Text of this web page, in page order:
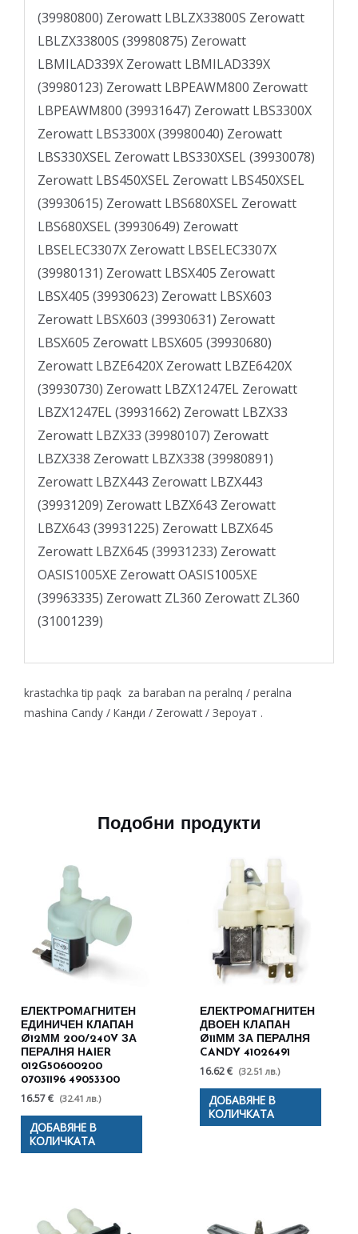
(39980800) Zerowatt LBLZX33800S Zerowatt
LBLZX33800S (39980875) Zerowatt
LBMILAD339X Zerowatt LBMILAD339X
(39980123) Zerowatt LBPEAWM800 Zerowatt
LBPEAWM800 (39931647) Zerowatt LBS3300X
Zerowatt LBS3300X (39980040) Zerowatt
LBS330XSEL Zerowatt LBS330XSEL (39930078)
Zerowatt LBS450XSEL Zerowatt LBS450XSEL
(39930615) Zerowatt LBS680XSEL Zerowatt
LBS680XSEL (39930649) Zerowatt
LBSELEC3307X Zerowatt LBSELEC3307X
(39980131) Zerowatt LBSX405 Zerowatt
LBSX405 (39930623) Zerowatt LBSX603
Zerowatt LBSX603 (39930631) Zerowatt
LBSX605 Zerowatt LBSX605 (39930680)
Zerowatt LBZE6420X Zerowatt LBZE6420X
(39930730) Zerowatt LBZX1247EL Zerowatt
LBZX1247EL (39931662) Zerowatt LBZX33
Zerowatt LBZX33 (39980107) Zerowatt
LBZX338 Zerowatt LBZX338 (39980891)
Zerowatt LBZX443 Zerowatt LBZX443
(39931209) Zerowatt LBZX643 Zerowatt
LBZX643 (39931225) Zerowatt LBZX645
Zerowatt LBZX645 (39931233) Zerowatt
OASIS1005XE Zerowatt OASIS1005XE
(39963335) Zerowatt ZL360 Zerowatt ZL360
(31001239)
krastachka tip paqk za baraban na peralnq / peralna
mashina Candy / Канди / Zerowatt / Зероуат .
Подобни продукти
ЕЛЕКТРОМАГНИТЕН
ЕДИНИЧЕН КЛАПАН
Ø12ММ 200/240V ЗА
ПЕРАЛНЯ HAIER
012G50600200
07031196 49053300
16.57 € (32.41 лв.)
ДОБАВЯНЕ В
КОЛИЧКАТА
ЕЛЕКТРОМАГНИТЕН
ДВОЕН КЛАПАН
Ø11ММ ЗА ПЕРАЛНЯ
CANDY 41026491
16.62 € (32.51 лв.)
ДОБАВЯНЕ В
КОЛИЧКАТА